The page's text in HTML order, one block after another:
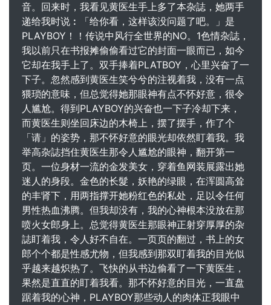
音。回来时，我看见黄医生手上多了本杂誌，她两手
递给我时说︰「给你看，这样该没问题了吧。」是
PLAYBOY！！传说中风行全世界的NO。1色情杂誌，
我以前只在书报摊偷偷看过它的封面一眼而已，如今
它却在我手上了。双手捧着PLATBOY，心里兴奋了一
下子。忽然感到黄医生笑兮兮的注视着我，没有一点
猥琐的意味，但总觉得她那眼神有点不怀好意，很令
人尴尬。得到PLAYBOY的兴奋也一下子冷却下来，
而黄医生则坐回床边的木椅上，摆了摆手，作了个
「请」的姿势，那不怀好意的眼光却依然盯着我。我
举高杂誌挡住黄医生那令人尴尬的眼神，翻开第一
页。一位身材一流的金发美女，穿着鱼网装展露出她
迷人的身段。金色的长髮，妖艳的绿眼，在浑圆高耸
的丰肾下，用两指撑开她粉红色的私处，足以令任何
男性热血沸腾。但我却没有，我的心神根本没放在那
喷火女郎身上。总觉得黄医生那眼神正射穿厚厚的杂
誌盯着我，令人好不自在。一页页的翻过，书上的女
郎个个都是性感尤物，但我感到那双盯着我的目光似
乎越来越炽热了。飞快的从书边偷看了一下黄医生，
果然是直直的盯着我看。那不怀好意的目光，一直盘
踞着我的心神，PLAYBOY那些动人的肉体正我眼中